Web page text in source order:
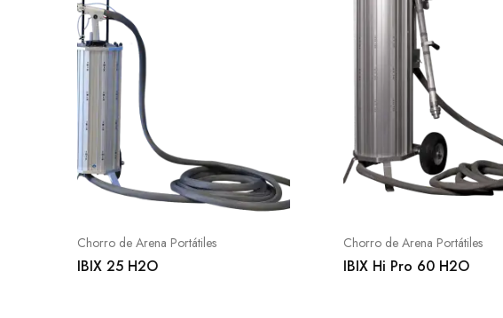
Chorro de Arena Portátiles
IBIX 25 H2O
Chorro de Arena Portátiles
IBIX Hi Pro 60 H2O